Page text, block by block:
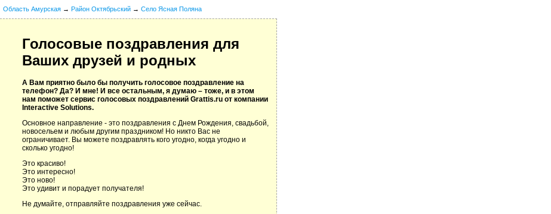
Область Амурская → Район Октябрьский → Село Ясная Поляна
Голосовые поздравления для
Ваших друзей и родных
А Вам приятно было бы получить голосовое поздравление на
телефон? Да? И мне! И все остальным, я думаю – тоже, и в этом
нам поможет сервис голосовых поздравлений Grattis.ru от компании
Interactive Solutions.
Основное направление - это поздравления с Днем Рождения, свадьбой,
новосельем и любым другим праздником! Но никто Вас не
ограничивает. Вы можете поздравлять кого угодно, когда угодно и
сколько угодно!
Это красиво!
Это интересно!
Это ново!
Это удивит и порадует получателя!
Не думайте, отправляйте поздравления уже сейчас.